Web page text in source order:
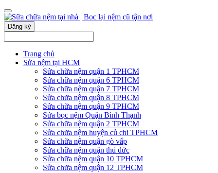
Đăng ký
Trang chủ
Sửa nệm tại HCM
Sửa chữa nệm quận 1 TPHCM
Sửa chữa nệm quận 6 TPHCM
Sửa chữa nệm quận 7 TPHCM
Sửa chữa nệm quận 8 TPHCM
Sửa chữa nệm quận 9 TPHCM
Sửa bọc nệm Quận Bình Thạnh
Sửa chữa nệm quận 2 TPHCM
Sửa chữa nệm huyện củ chi TPHCM
Sửa chữa nệm quận gò vấp
Sửa chữa nệm quận thủ đức
Sửa chữa nệm quận 10 TPHCM
Sửa chữa nệm quận 12 TPHCM